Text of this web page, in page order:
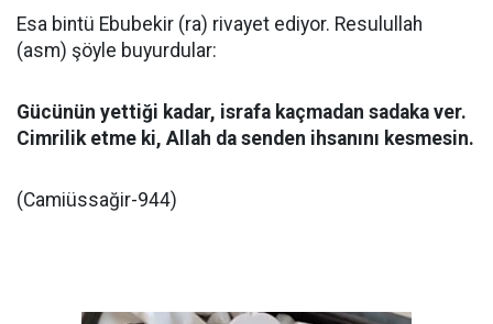
Esa bintü Ebubekir (ra) rivayet ediyor. Resulullah
(asm) şöyle buyurdular:
Gücünün yettiği kadar, israfa kaçmadan sadaka ver.
Cimrilik etme ki, Allah da senden ihsanını kesmesin.
(Camiüssağir-944)